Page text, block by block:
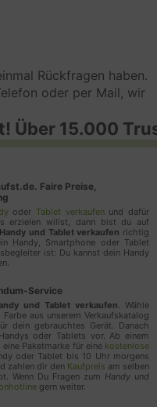
Rückfragen haben.
oder per Mail, wir
Über 15.000
Faire Preise,
oderTablet verkaufenund dafür
erzielen willst, dann bist du auf
Handy und Tablet verkaufen richtig
Handy, Smartphone oder Tablet
ist: Du kannst dein Handy
Service
und Tablet verkaufen . Wähle
aus unserem Verkaufskatalog
dein gebrauchtes Gerät. Danach
oder Tablets vor. Ab einem
Paketmarke für eine kostenlose
oder Tablet bis 10 Uhr morgens
zahlen dir den Kaufpreis am selben
Wenn Du Fragen zum Handy und
gern weiter.
das jeweilige
Webseite zu
werden z. B. gesetzt,
Webseiten folgen,
zu machen.
Zwecke der
innerhalb des
(z. B. in
Webseiten usw.), so
die ein
haben.
Konversion der
zum Anlass
zu interagieren
nutzen (sog.
nur anonyme
Informationen